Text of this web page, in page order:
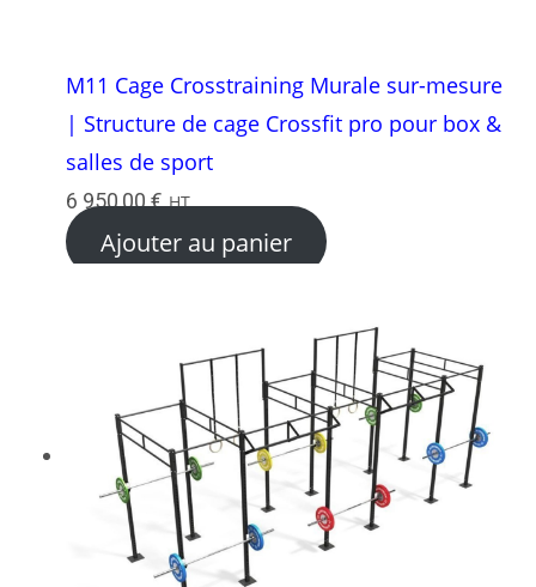
M11 Cage Crosstraining Murale sur-mesure
| Structure de cage Crossfit pro pour box &
salles de sport
6 950,00€ HT
Ajouter au panier